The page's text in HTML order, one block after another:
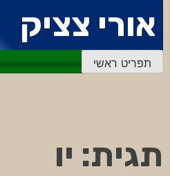
לתוכן
אורי צציק
תפריט ראשי
תגית: יו